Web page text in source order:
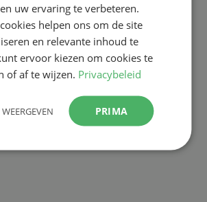
uw ervaring te verbeteren.
helpen ons om de site
en relevante inhoud te
ervoor kiezen om cookies te
of af te wijzen. Privacybeleid
PRIMA